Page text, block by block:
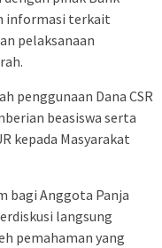
informasi terkait
pelaksanaan
penggunaan Dana CSR
beasiswa serta
kepada Masyarakat
bagi Anggota Panja
langsung
pemahaman yang